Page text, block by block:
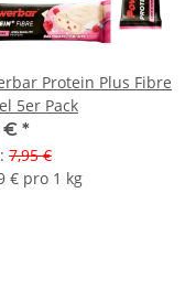
Protein Plus Fibre
5er Pack
€ *
: 7,95 €
€ pro 1 kg